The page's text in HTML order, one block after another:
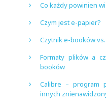
Co każdy powinien
Czym jest e-papier?
Czytnik e-booków
Formaty plików a
booków
Calibre – program
innych